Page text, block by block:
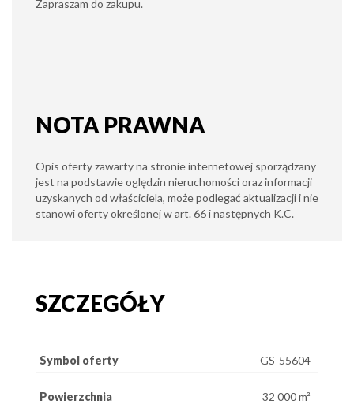
Zapraszam do zakupu.
NOTA PRAWNA
Opis oferty zawarty na stronie internetowej sporządzany
jest na podstawie oględzin nieruchomości oraz informacji
uzyskanych od właściciela, może podlegać aktualizacji i nie
stanowi oferty określonej w art. 66 i następnych K.C.
SZCZEGÓŁY
Symbol oferty GS-55604
Powierzchnia 32 000 m²